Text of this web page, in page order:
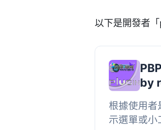
以下是開發者
by
根據使用者
示選單或小